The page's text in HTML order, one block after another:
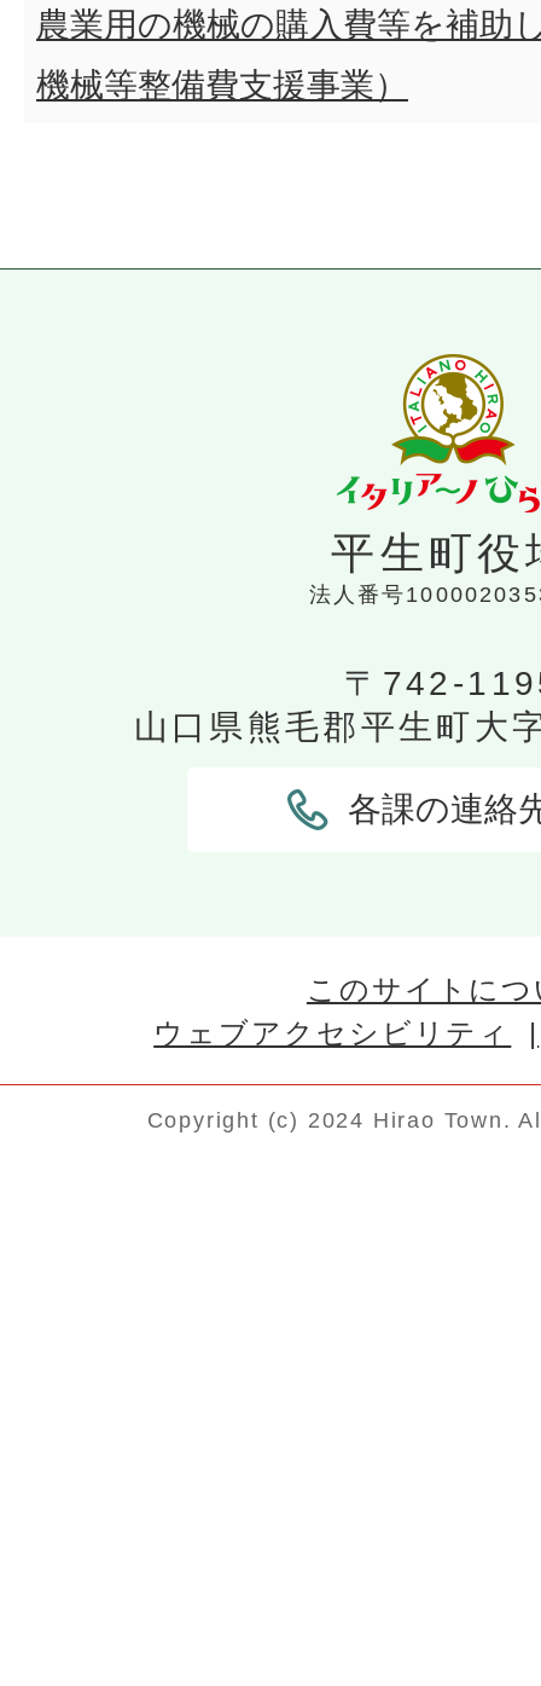
農業用の機械の購入費等を補助
機械等整備費支援事業）
平生町役
法人番号
〒742-
山口県熊毛郡平生町大
各課の連絡
このサイトに
ウェブアクセシビリティ
Copyright (c) 2024 Hirao Town.